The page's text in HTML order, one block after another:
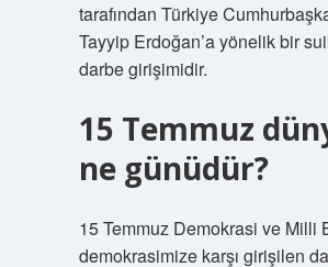
tarafından Türkiye
Tayyip Erdoğan’a yönelik bir
darbe girişimidir.
15 Temmuz
ne günüdür?
15 Temmuz Demokrasi ve Milli
demokrasimize karşı girişilen